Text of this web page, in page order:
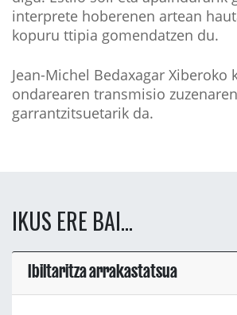
interprete hoberenen artean
kopuru ttipia gomendatzen du.
Jean-Michel Bedaxagar Xiberoko
ondarearen transmisio
garrantzitsuetarik da.
IKUS ERE BAI...
Ibiltaritza arrakastatsua